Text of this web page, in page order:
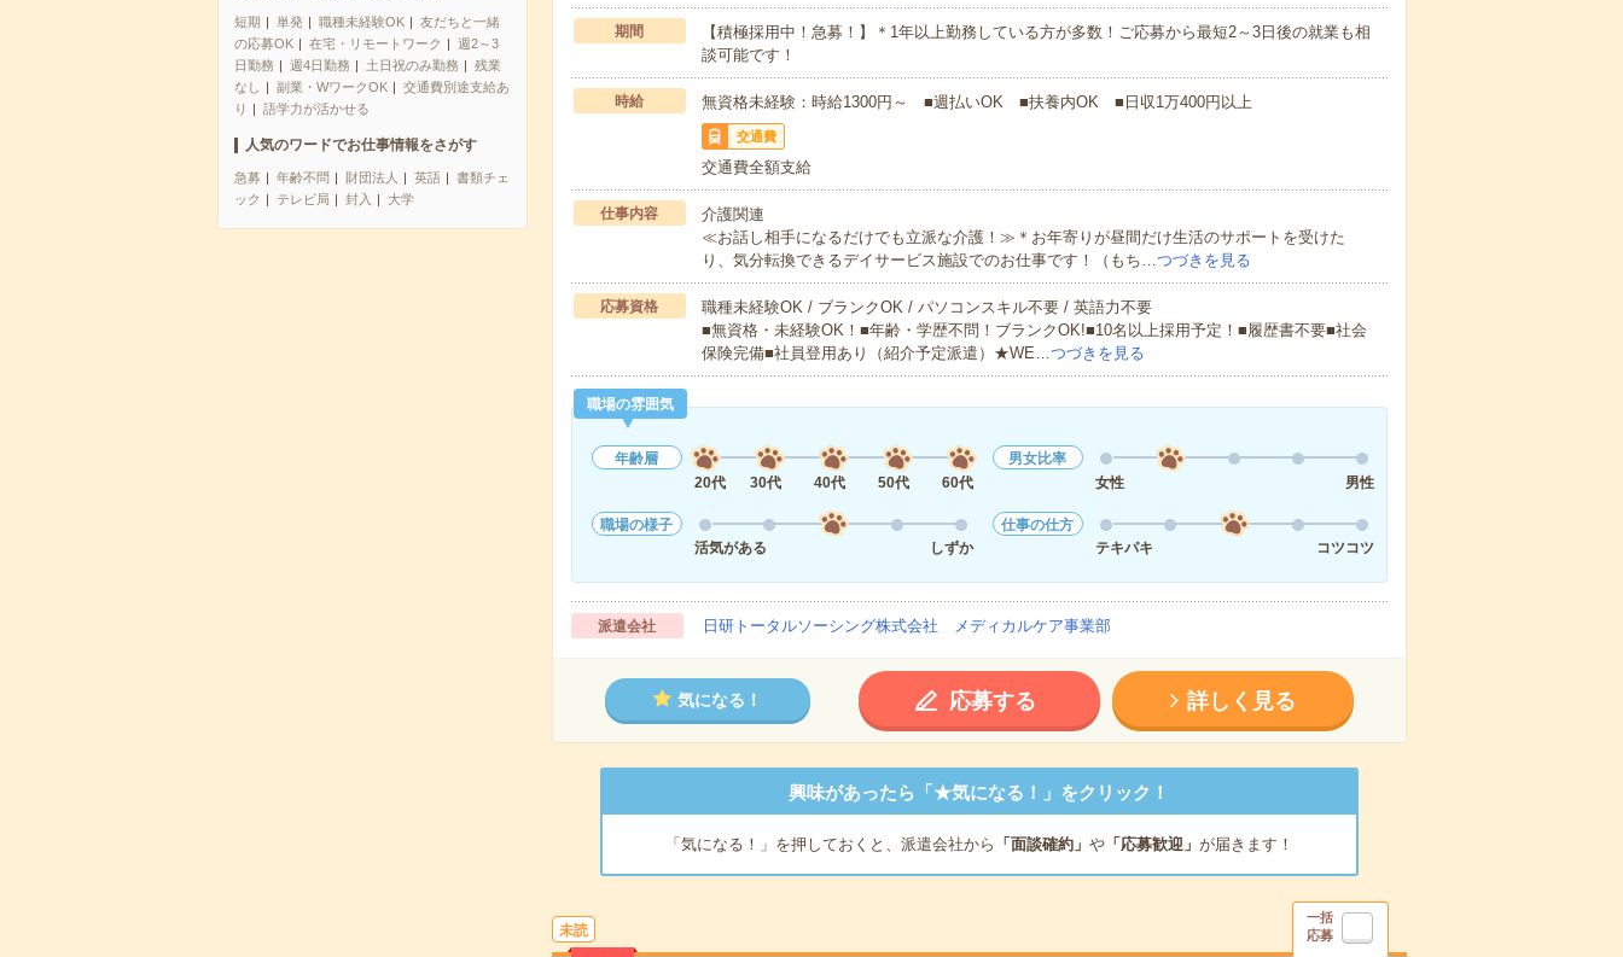
短期 単発 職種未経験OK
友だちと一緒
の応募OK
在宅・リモートワーク
週2～3
日勤務
週4日勤務 土日祝のみ勤務
残業
なし
副業・WワークOK
交通費別途支給あ
り
語学力が活かせる
人気のワードでお仕事情報をさがす
急募 年齢不問 財団法人 英語
書類チェ
ック
テレビ局 封入 大学
期間
【積極採用中！急募！】＊1年以上勤務している方が多数！ご応募から最短2～3日後の就業も相
談可能です！
時給 無資格未経験：時給1300円～ ■週払いOK ■扶養内OK ■日収1万400円以上
交通費
交通費全額支給
仕事内容
介護関連
≪お話し相手になるだけでも立派な介護！≫＊お年寄りが昼間だけ生活のサポートを受けた
り、気分転換できるデイサービス施設でのお仕事です！（もち…つづきを見る
応募資格
職種未経験OK / ブランクOK / パソコンスキル不要 / 英語力不要
■無資格・未経験OK！■年齢・学歴不問！ブランクOK!■10名以上採用予定！■履歴書不要■社会
保険完備■社員登用あり（紹介予定派遣）★WE…つづきを見る
職場の雰囲気
年齢層
20代
30代 40代 50代 60代
男女比率
女性
男性
職場の様子
活気がある
しずか
仕事の仕方
テキパキ
コツコツ
派遣会社 日研トータルソーシング株式会社 メディカルケア事業部
気になる！ 応募する 詳しく見る
興味があったら「★気になる！」をクリック！
「気になる！」を押しておくと、派遣会社から 「面談確約」 や「応募歓迎」 が届きます！
未読
一括
応募